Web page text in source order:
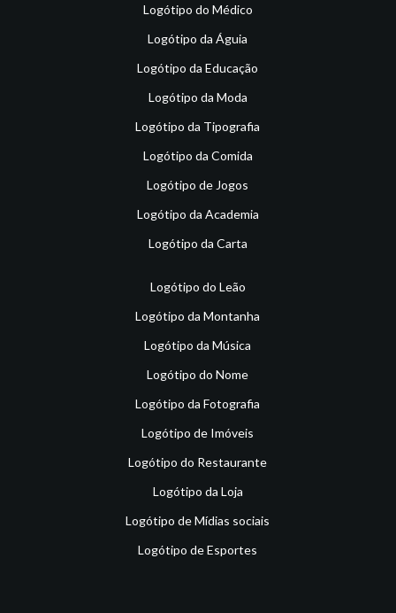
Logótipo do Médico
Logótipo da Águia
Logótipo da Educação
Logótipo da Moda
Logótipo da Tipografia
Logótipo da Comida
Logótipo de Jogos
Logótipo da Academia
Logótipo da Carta
Logótipo do Leão
Logótipo da Montanha
Logótipo da Música
Logótipo do Nome
Logótipo da Fotografia
Logótipo de Imóveis
Logótipo do Restaurante
Logótipo da Loja
Logótipo de Mídias sociais
Logótipo de Esportes